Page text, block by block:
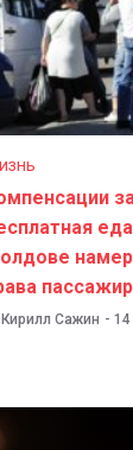
Кирилл Сажин -